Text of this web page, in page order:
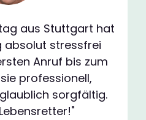
aus Stuttgart hat
absolut stressfrei
Anruf bis zum
professionell,
sorgfältig.